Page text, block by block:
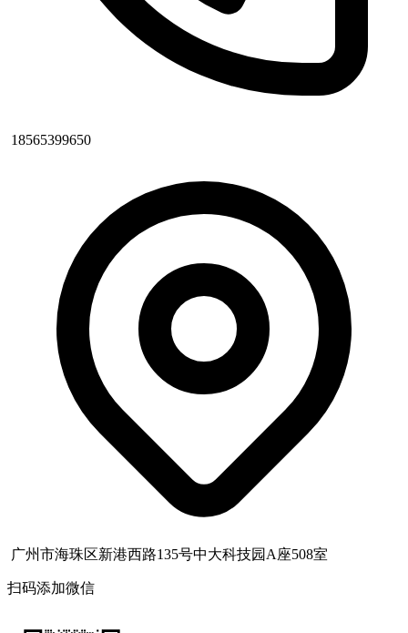
18565399650
广州市海珠区新港西路135号中大科技园A座508室
扫码添加微信